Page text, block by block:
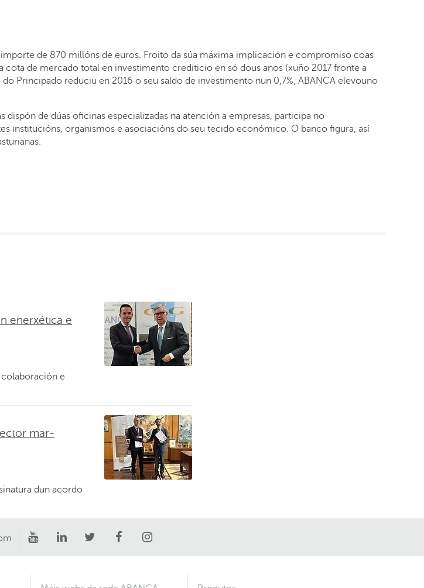
de 870 millóns de euros. Froito da súa máxima implicación e compromiso coas
de mercado total en investimento crediticio en só dous anos (xuño 2017 fronte a
Principado reduciu en 2016 o seu saldo de investimento nun 0,7%, ABANCA elevouno
de dúas oficinas especializadas na atención a empresas, participa no
institucións, organismos e asociacións do seu tecido económico. O banco figura, así
enerxética e
colaboración e
mar-
dun acordo